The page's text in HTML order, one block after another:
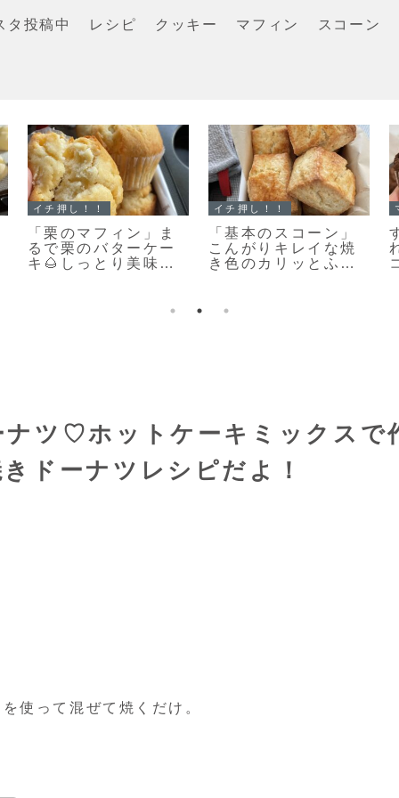
タ投稿中 レシピ クッキー マフィン スコーン
クッキー
「何枚食べてい
い？」うちの大人気
おやつ♡栗原はるみ
クッキー
また食べたくなる美
味しさ♡栗原はるみ
さんの塩クッキー作
ナツ♡ホットケーキミックスで
ドーナツレシピだよ！
使って混ぜて焼くだけ。